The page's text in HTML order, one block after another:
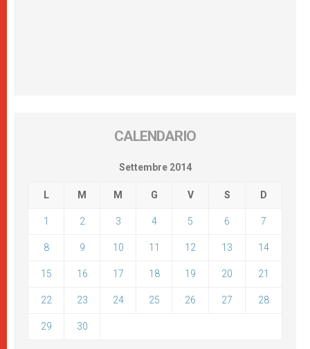
CALENDARIO
Settembre 2014
L M M G V S D
1 2 3 4 5 6 7
8 9 10 11 12 13 14
15 16 17 18 19 20 21
22 23 24 25 26 27 28
29 30